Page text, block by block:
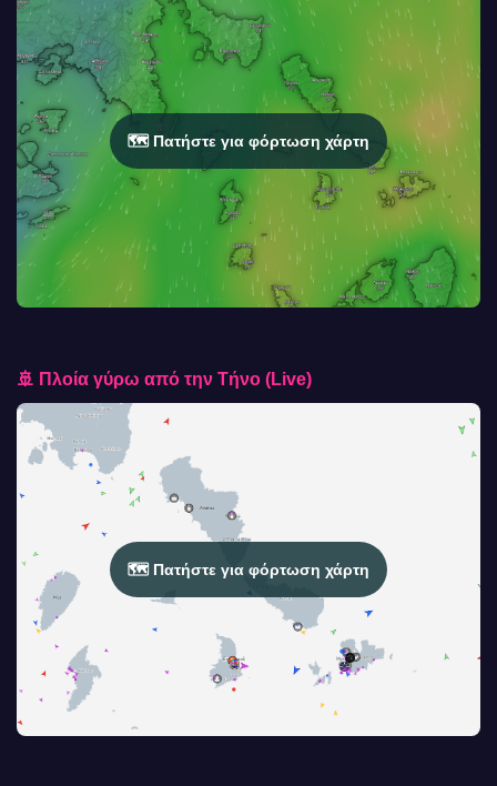
🗺️ Πατήστε για φόρτωση χάρτη
🚢 Πλοία γύρω από την Τήνο (Live)
🗺️ Πατήστε για φόρτωση χάρτη